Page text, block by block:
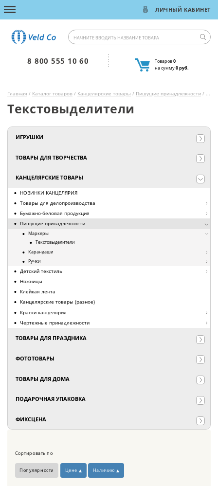
ЛИЧНЫЙ КАБИНЕТ
8 800 555 10 60 Товаров0
на сумму0 руб.
Главная / Каталог товаров / Канцелярские товары / Пишущие принадлежности /
Текстовыделители
ИГРУШКИ
ТОВАРЫ ДЛЯ ТВОРЧЕСТВА
КАНЦЕЛЯРСКИЕ ТОВАРЫ
НОВИНКИ КАНЦЕЛЯРИЯ
Товары для делопроизводства
Бумажно-беловая продукция
Пишущие принадлежности
Маркеры
Текстовыделители
Карандаши
Ручки
Детский текстиль
Ножницы
Клейкая лента
Канцелярские товары (разное)
Краски канцелярия
Чертежные принадлежности
ТОВАРЫ ДЛЯ ПРАЗДНИКА
ФОТОТОВАРЫ
ТОВАРЫ ДЛЯ ДОМА
ПОДАРОЧНАЯ УПАКОВКА
ФИКСЦЕНА
Сортировать по
Популярности Цене Наличию